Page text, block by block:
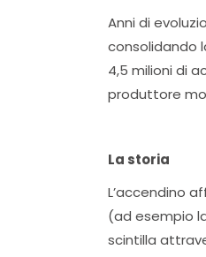
Anni di
consolidando
4,5 milioni di
produttore
La storia
L’accendino
(ad esempio
scintilla